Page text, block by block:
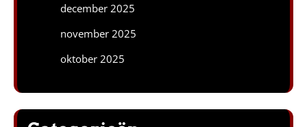
december 2025
november 2025
oktober 2025